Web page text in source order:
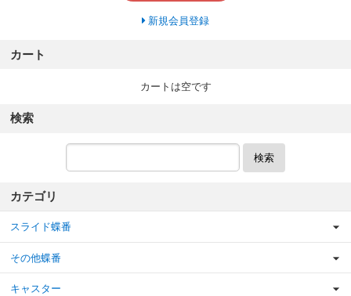
新規会員登録
カート
カートは空です
検索
検索
カテゴリ
スライド蝶番
その他蝶番
キャスター